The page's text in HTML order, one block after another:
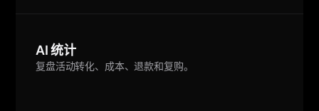
AI 统计
复盘活动转化、成本、退款和复购。